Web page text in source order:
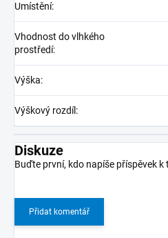
Umístění:
Vhodnost do vlhkého
prostředí:
Výška:
Výškový rozdíl:
Diskuze
Buďte první, kdo napíše příspěvek k
Přidat komentář